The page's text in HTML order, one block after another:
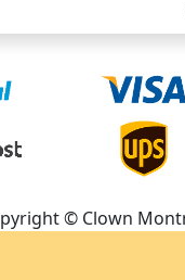
© Clown